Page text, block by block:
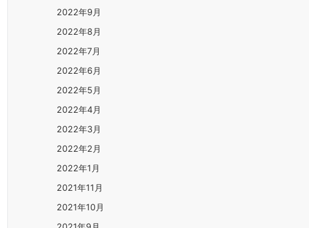
2022年9月
2022年8月
2022年7月
2022年6月
2022年5月
2022年4月
2022年3月
2022年2月
2022年1月
2021年11月
2021年10月